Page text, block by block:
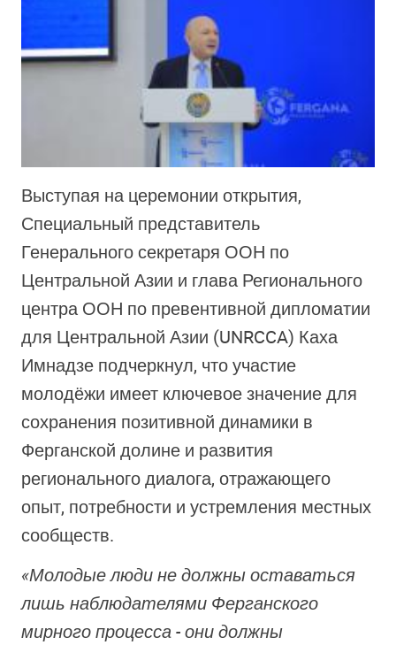
Выступая на церемонии открытия,
Специальный представитель
Генерального секретаря ООН по
Центральной Азии и глава Регионального
центра ООН по превентивной дипломатии
для Центральной Азии (UNRCCA) Каха
Имнадзе подчеркнул, что участие
молодёжи имеет ключевое значение для
сохранения позитивной динамики в
Ферганской долине и развития
регионального диалога, отражающего
опыт, потребности и устремления местных
сообществ.
«Молодые люди не должны оставаться
лишь наблюдателями Ферганского
мирного процесса - они должны